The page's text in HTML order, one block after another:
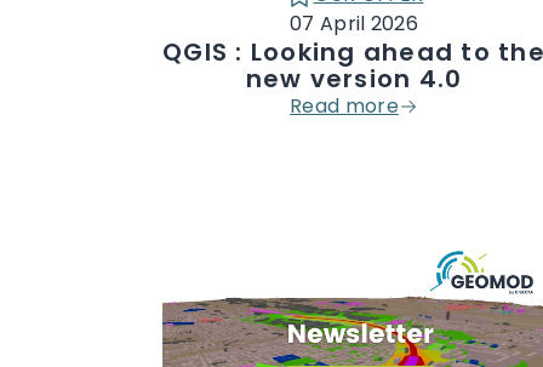
QGIS : Looking ahead to
new version 4.0
Read more
CATÉGORIE :
07 April 2026